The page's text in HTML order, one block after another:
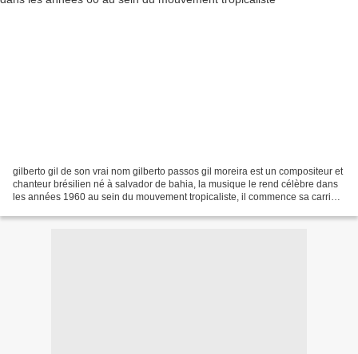
gilberto gil de son vrai nom gilberto passos gil moreira est un compositeur et
chanteur brésilien né à salvador de bahia, la musique le rend célèbre dans
les années 1960 au sein du mouvement tropicaliste, il commence sa carrière